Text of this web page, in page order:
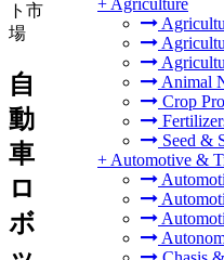
+ Agriculture
Animal
Crop
Seed &
+ Automotive &
ト市
場
自
動
車
ロ
ボ